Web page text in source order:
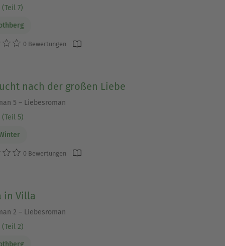
7)
0 Bewertungen
nach der großen Liebe
5 – Liebesroman
5)
0 Bewertungen
in Villa
2 – Liebesroman
2)